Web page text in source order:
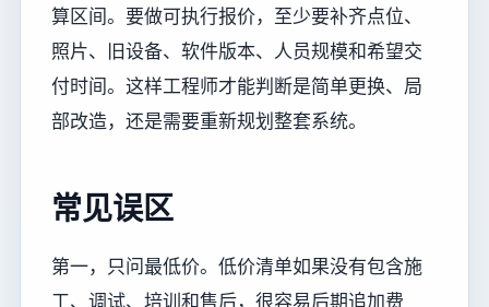
算区间。要做可执行报价，至少要补齐点位、
照片、旧设备、软件版本、人员规模和希望交
付时间。这样工程师才能判断是简单更换、局
部改造，还是需要重新规划整套系统。
常见误区
第一，只问最低价。低价清单如果没有包含施
工、调试、培训和售后，很容易后期追加费